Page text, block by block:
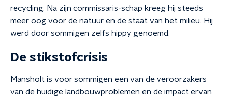
recycling. Na zijn commissaris-schap kreeg hij steeds
meer oog voor de natuur en de staat van het milieu. Hij
werd door sommigen zelfs hippy genoemd.
De stikstofcrisis
Mansholt is voor sommigen een van de veroorzakers
van de huidige landbouwproblemen en de impact ervan